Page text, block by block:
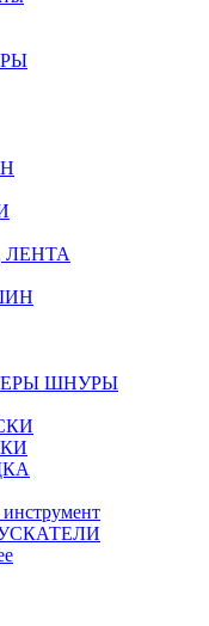
ЛЕНТА
ШНУРЫ